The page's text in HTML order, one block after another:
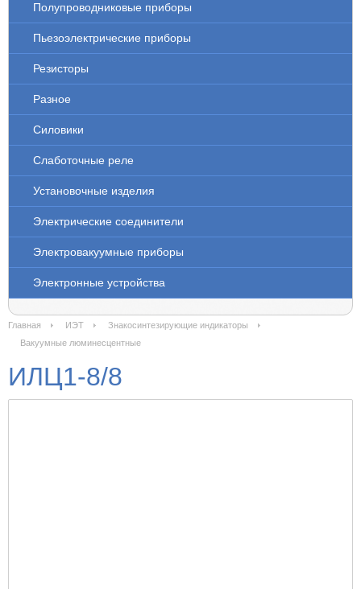
Полупроводниковые приборы
Пьезоэлектрические приборы
Резисторы
Разное
Силовики
Слаботочные реле
Установочные изделия
Электрические соединители
Электровакуумные приборы
Электронные устройства
Главная ИЭТ
Знакосинтезирующие индикаторы
Вакуумные люминесцентные
ИЛЦ1-8/8